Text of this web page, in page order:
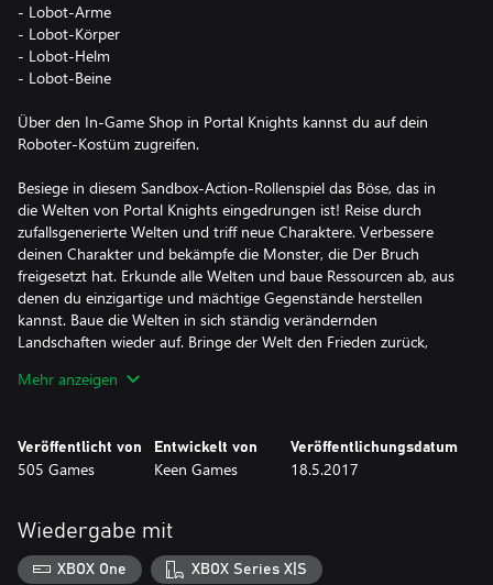
- Lobot-Arme
- Lobot-Körper
- Lobot-Helm
- Lobot-Beine
Über den In-Game Shop in Portal Knights kannst du auf dein
Roboter-Kostüm zugreifen.
Besiege in diesem Sandbox-Action-Rollenspiel das Böse, das in
die Welten von Portal Knights eingedrungen ist! Reise durch
zufallsgenerierte Welten und triff neue Charaktere. Verbessere
deinen Charakter und bekämpfe die Monster, die Der Bruch
freigesetzt hat. Erkunde alle Welten und baue Ressourcen ab, aus
denen du einzigartige und mächtige Gegenstände herstellen
kannst. Baue die Welten in sich ständig verändernden
Landschaften wieder auf. Bringe der Welt den Frieden zurück,
Ritter wirst!
Mehr anzeigen
Veröffentlicht von
505 Games
Entwickelt von
Keen Games
Veröffentlichungsdatum
18.5.2017
Wiedergabe mit
XBOX One XBOX Series X|S